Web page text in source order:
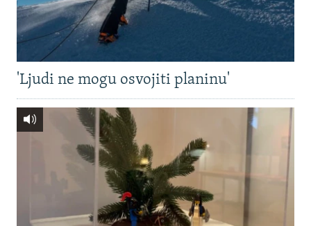
'Ljudi ne mogu osvojiti planinu'